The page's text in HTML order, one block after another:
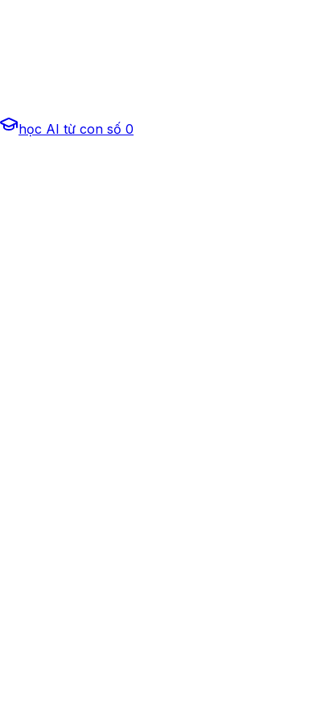
học AI từ con số 0